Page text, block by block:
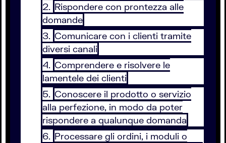
Rispondere con prontezza alle
domande
Comunicare con i clienti tramite
diversi canali
Comprendere e risolvere le
lamentele dei clienti
Conoscere il prodotto o servizio
alla perfezione, in modo da poter
rispondere a qualunque domanda
Processare gli ordini, i moduli o